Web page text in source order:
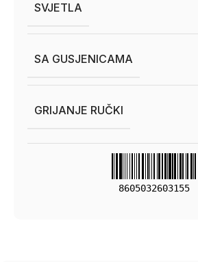
SVJETLA
SA GUSJENICAMA
GRIJANJE RUČKI
8605032603155